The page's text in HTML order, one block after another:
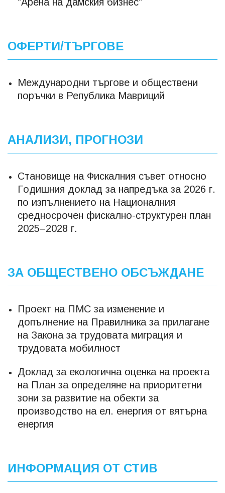
ОФЕРТИ/ТЪРГОВЕ
Международни търгове и обществени
поръчки в Република Мавриций
АНАЛИЗИ, ПРОГНОЗИ
Становище на Фискалния съвет относно
Годишния доклад за напредъка за 2026 г.
по изпълнението на Националния
средносрочен фискално-структурен план
2025–2028 г.
ЗА ОБЩЕСТВЕНО ОБСЪЖДАНЕ
Проект на ПМС за изменение и
допълнение на Правилника за прилагане
на Закона за трудовата миграция и
трудовата мобилност
Доклад за екологична оценка на проекта
на План за определяне на приоритетни
зони за развитие на обекти за
производство на ел. енергия от вятърна
енергия
ИНФОРМАЦИЯ ОТ СТИВ